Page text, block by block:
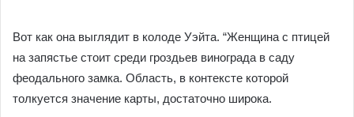
Вот как она выглядит в колоде Уэйта. “Женщина с птицей
на запястье стоит среди гроздьев винограда в саду
феодального замка. Область, в контексте которой
толкуется значение карты, достаточно широка.